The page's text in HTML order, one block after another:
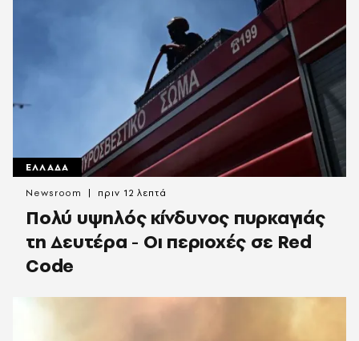
ΕΛΛΑΔΑ
Πολύ υψηλός κίνδυνος πυρκαγιάς
τη Δευτέρα - Οι περιοχές σε Red
Code
Newsroom πριν 12 λεπτά